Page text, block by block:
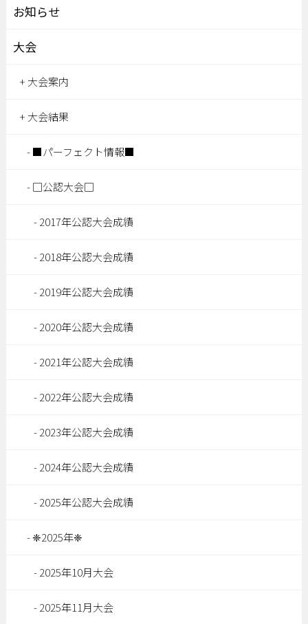
お知らせ
大会
大会案内
大会結果
■パーフェクト情報■
□公認大会□
2017年公認大会成績
2018年公認大会成績
2019年公認大会成績
2020年公認大会成績
2021年公認大会成績
2022年公認大会成績
2023年公認大会成績
2024年公認大会成績
2025年公認大会成績
❈2025年❈
2025年10月大会
2025年11月大会